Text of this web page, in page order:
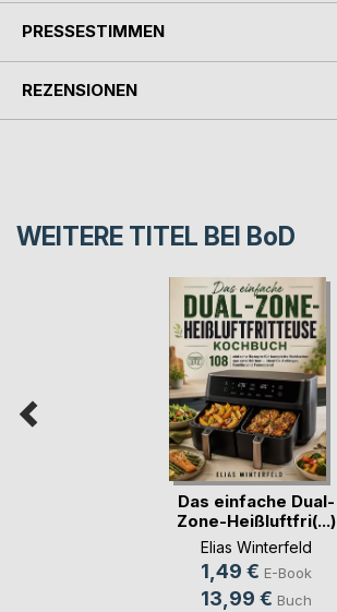
PRESSESTIMMEN
REZENSIONEN
WEITERE TITEL BEI BoD
Das einfache Dual-
Zone-Heißluftfri(...)
Elias Winterfeld
1,49 € E-Book
13,99 € Buch